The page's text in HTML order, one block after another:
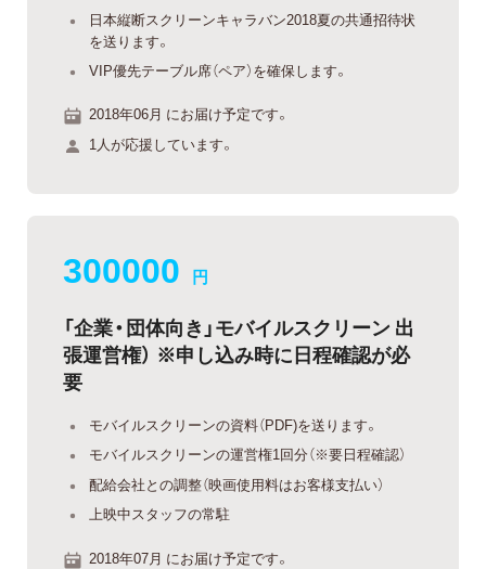
日本縦断スクリーンキャラバン2018夏の共通招待状
を送ります。
VIP優先テーブル席（ペア）を確保します。
2018年06月 にお届け予定です。
1人が応援しています。
300000 円
「企業・団体向き」モバイルスクリーン 出
張運営権） ※申し込み時に日程確認が必
要
モバイルスクリーンの資料（PDF)を送ります。
モバイルスクリーンの運営権1回分（※要日程確認）
配給会社との調整（映画使用料はお客様支払い）
上映中スタッフの常駐
2018年07月 にお届け予定です。